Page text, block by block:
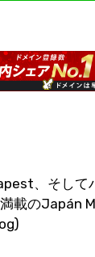
、そして
載のJapán